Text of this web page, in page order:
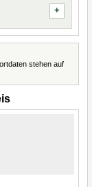
stehen auf